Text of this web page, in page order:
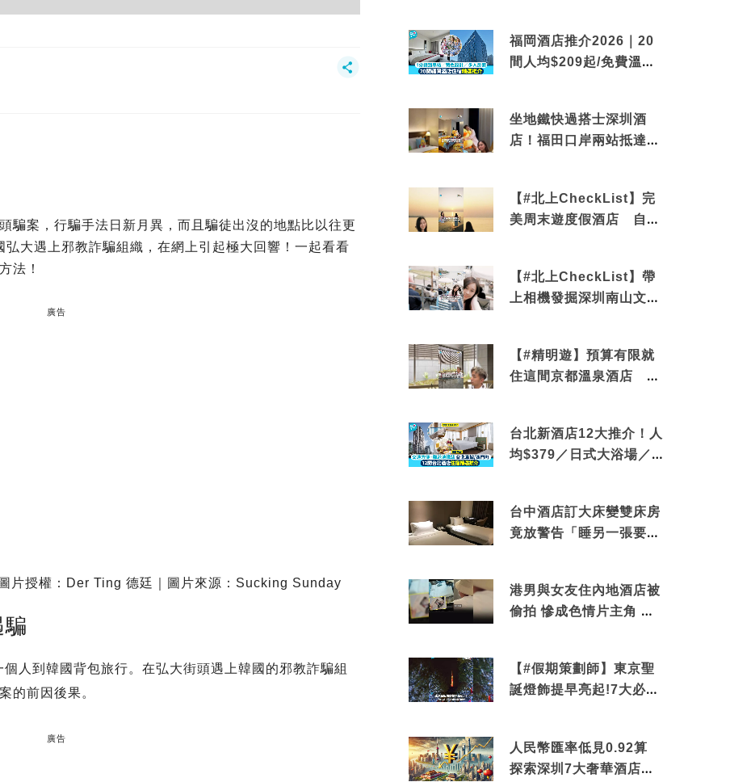
騙案，行騙手法日新月異，而且騙徒出沒的地點比以往更
大遇上邪教詐騙組織，在網上引起極大回響！一起看看
法！
廣告
圖片授權：Der Ting 德廷｜圖片來源：Sucking Sunday
人到韓國背包旅行。在弘大街頭遇上韓國的邪教詐騙組
的前因後果。
廣告
福岡酒店推介2026｜20
間人均$209起/免費溫泉/
坐地鐵快過搭士深圳酒
店！福田口岸兩站抵達
【#北上CheckList】完
美周末遊度假酒店 自帶
【#北上CheckList】帶
上相機發掘深圳南山文藝
【#精明遊】預算有限就
住這間京都溫泉酒店 車
台北新酒店12大推介！人
均$379／日式大浴場／1
台中酒店訂大床變雙床房
竟放警告「睡另一張要加
港男與女友住內地酒店被
偷拍 慘成色情片主角 鏡
【#假期策劃師】東京聖
誕燈飾提早亮起!7大必去
人民幣匯率低見0.92算
探索深圳7大奢華酒店體